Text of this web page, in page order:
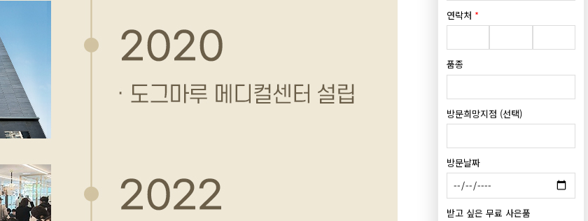
연락처 *
품종
방문희망지점 (선택)
방문날짜
받고 싶은 무료 사은품